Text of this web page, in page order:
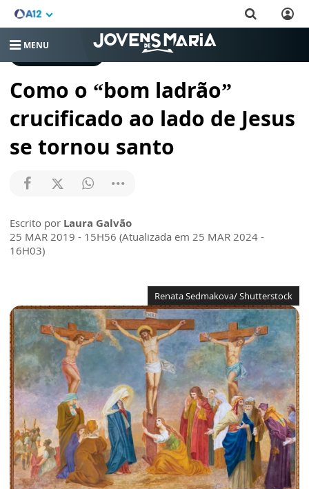
MENU
Como o “bom ladrão”
crucificado ao lado de Jesus
se tornou santo
Escrito por Laura Galvão
25 MAR 2019 - 15H56 (Atualizada em 25 MAR 2024 -
16H03)
Renata Sedmakova/ Shutterstock